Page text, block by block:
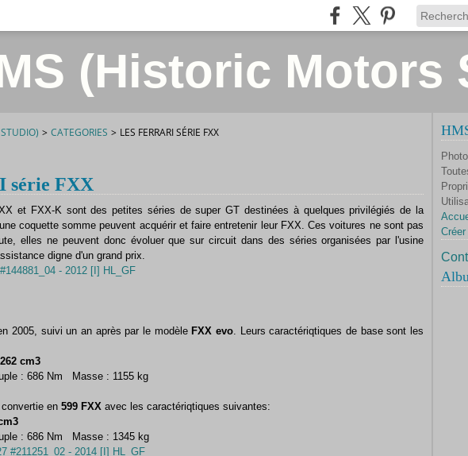
(Historic Motors
> CATEGORIES > LES FERRARI SÉRIE FXX
série FXX
et FXX-K sont des petites séries de super GT destinées à quelques privilégiés de la
coquette somme peuvent acquérir et faire entretenir leur FXX. Ces voitures ne sont pas
elles ne peuvent donc évoluer que sur circuit dans des séries organisées par l'usine
digne d'un grand prix.
2005, suivi un an après par le modèle FXX evo. Leurs caractériqtiques de base sont les
cm3
: 686 Nm Masse : 1155 kg
en 599 FXX avec les caractériqtiques suivantes:
: 686 Nm Masse : 1345 kg